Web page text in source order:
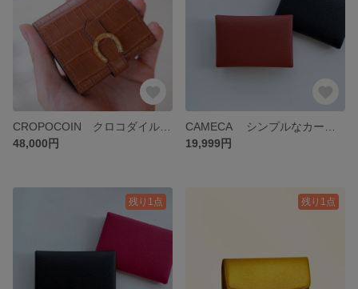
48,000円
19,999円
残り1点 残り1点